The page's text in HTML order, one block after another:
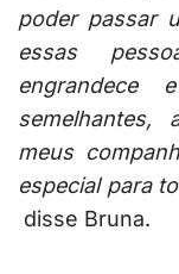
poder passar
essas
engrandece
meus
especial para
disse Bruna.